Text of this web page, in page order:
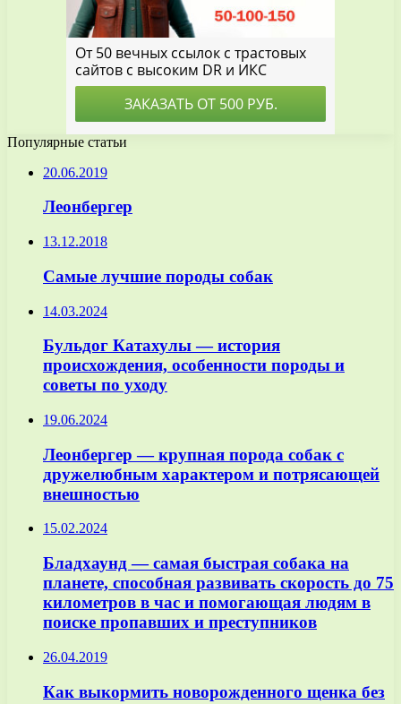
Популярные статьи
20.06.2019
Леонбергер
13.12.2018
Самые лучшие породы собак
14.03.2024
Бульдог Катахулы — история
происхождения, особенности породы и
советы по уходу
19.06.2024
Леонбергер — крупная порода собак с
дружелюбным характером и потрясающей
внешностью
15.02.2024
Бладхаунд — самая быстрая собака на
планете, способная развивать скорость до 75
километров в час и помогающая людям в
поиске пропавших и преступников
26.04.2019
Как выкормить новорожденного щенка без